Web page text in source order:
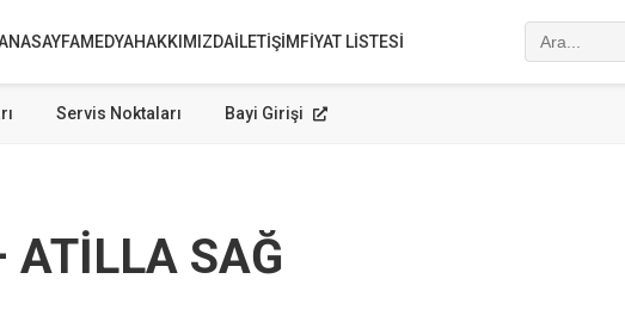
MEDYAHAKKIMIZDAİLETIŞIM FIYAT LISTESI
Servis Noktaları Bayi Girişi
ATİLLA SAĞ